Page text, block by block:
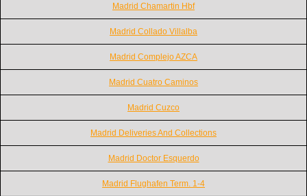
Madrid Chamartin Hbf
Madrid Collado Villalba
Madrid Complejo AZCA
Madrid Cuatro Caminos
Madrid Cuzco
Madrid Deliveries And Collections
Madrid Doctor Esquerdo
Madrid Flughafen Term. 1-4